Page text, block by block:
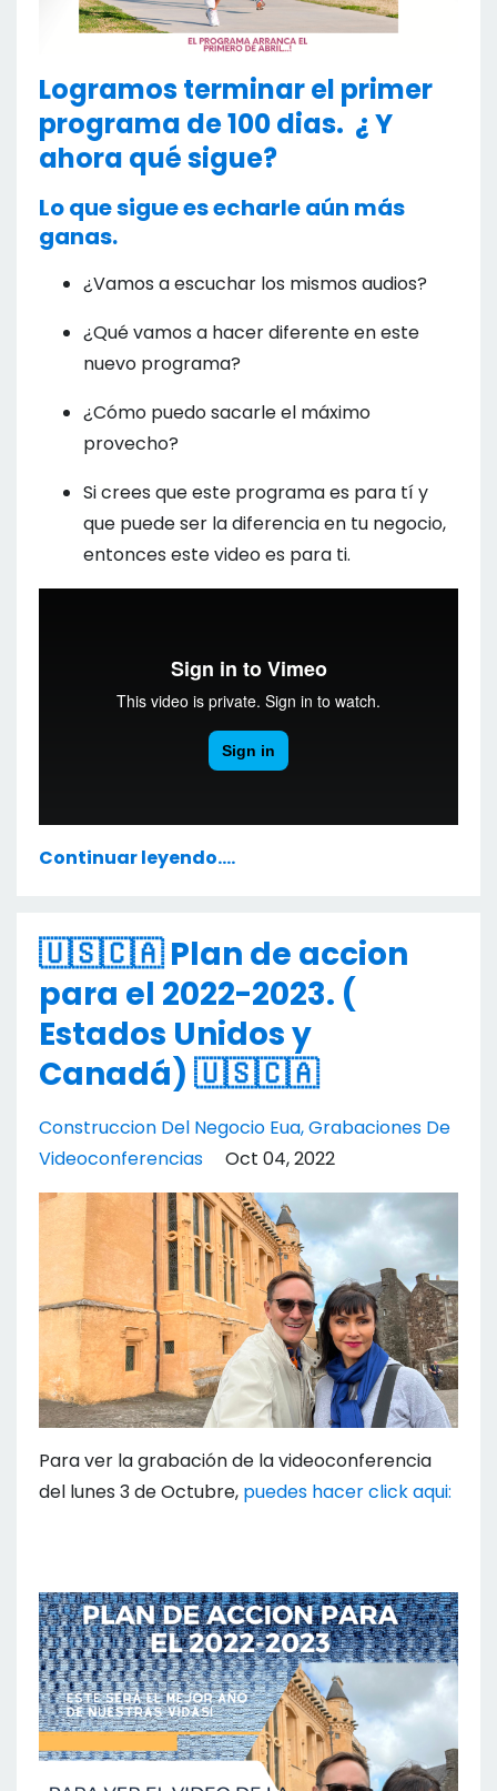
Logramos terminar el primer
programa de 100 dias. ¿ Y
ahora qué sigue?
Lo que sigue es echarle aún más
ganas.
¿Vamos a escuchar los mismos audios?
¿Qué vamos a hacer diferente en este
nuevo programa?
¿Cómo puedo sacarle el máximo
provecho?
Si crees que este programa es para tí y
que puede ser la diferencia en tu negocio,
entonces este video es para ti.
Continuar leyendo....
🇺🇸🇨🇦 Plan de accion
para el 2022-2023. (
Estados Unidos y
Canadá) 🇺🇸🇨🇦
Construccion Del Negocio Eua Grabaciones De
Videoconferencias
Oct 04, 2022
Para ver la grabación de la videoconferencia
del lunes 3 de Octubre, puedes hacer click aqui: